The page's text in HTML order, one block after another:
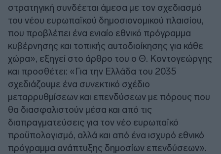
στρατηγική συνδέεται άμεσα με τον σχεδιασμό
του νέου ευρωπαϊκού δημοσιονομικού πλαισίου,
που προβλέπει ένα ενιαίο εθνικό πρόγραμμα
κυβέρνησης και τοπικής αυτοδιοίκησης για κάθε
χώρα», εξηγεί στο άρθρο του ο Θ. Κοντογεώργης
και προσθέτει: «Για την Ελλάδα του 2035
σχεδιάζουμε ένα συνεκτικό σχέδιο
μεταρρυθμίσεων και επενδύσεων με πόρους που
θα διασφαλιστούν μέσα και από τις
διαπραγματεύσεις για τον νέο ευρωπαϊκό
προϋπολογισμό, αλλά και από ένα ισχυρό εθνικό
πρόγραμμα ανάπτυξης δημοσίων επενδύσεων».